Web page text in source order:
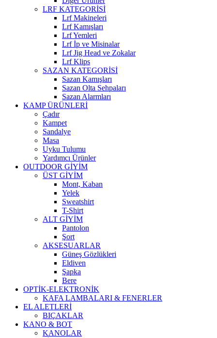
LRF KATEGORİSİ
Lrf Makineleri
Lrf Kamışları
Lrf Yemleri
Lrf İp ve Misinalar
Lrf Jig Head ve Zokalar
Lrf Klips
SAZAN KATEGORİSİ
Sazan Kamışları
Sazan Olta Sehpaları
Sazan Alarmları
KAMP ÜRÜNLERİ
Çadır
Kampet
Sandalye
Masa
Uyku Tulumu
Yardımcı Ürünler
OUTDOOR GİYİM
ÜST GİYİM
Mont, Kaban
Yelek
Sweatshirt
T-Shirt
ALT GİYİM
Pantolon
Şort
AKSESUARLAR
Güneş Gözlükleri
Eldiven
Şapka
Bere
OPTİK-ELEKTRONİK
KAFA LAMBALARI & FENERLER
EL ALETLERİ
BIÇAKLAR
KANO & BOT
KANOLAR